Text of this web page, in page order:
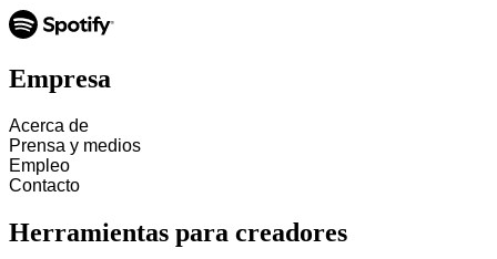
Empresa
Acerca de
Prensa y medios
Empleo
Contacto
Herramientas para creadores